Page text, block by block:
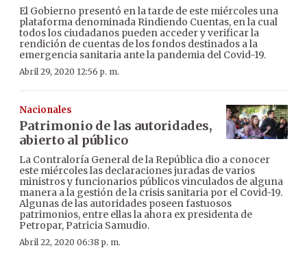
El Gobierno presentó en la tarde de este miércoles una
plataforma denominada Rindiendo Cuentas, en la cual
todos los ciudadanos pueden acceder y verificar la
rendición de cuentas de los fondos destinados a la
emergencia sanitaria ante la pandemia del Covid-19.
Abril 29, 2020 12:56 p. m.
Nacionales
Patrimonio de las autoridades,
abierto al público
La Contraloría General de la República dio a conocer
este miércoles las declaraciones juradas de varios
ministros y funcionarios públicos vinculados de alguna
manera a la gestión de la crisis sanitaria por el Covid-19.
Algunas de las autoridades poseen fastuosos
patrimonios, entre ellas la ahora ex presidenta de
Petropar, Patricia Samudio.
Abril 22, 2020 06:38 p. m.